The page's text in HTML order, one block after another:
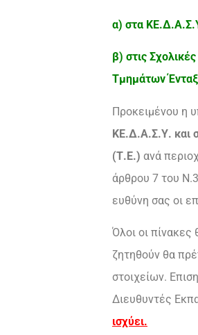
α) στα
β) στις
Τμημάτων
Προκειμένου η
ΚΕ.Δ.Α.Σ.Υ. και
(Τ.Ε.) ανά
άρθρου 7 του
ευθύνη σας οι
Όλοι οι πίνακες
ζητηθούν θα
στοιχείων.
Διευθυντές
ισχύει.